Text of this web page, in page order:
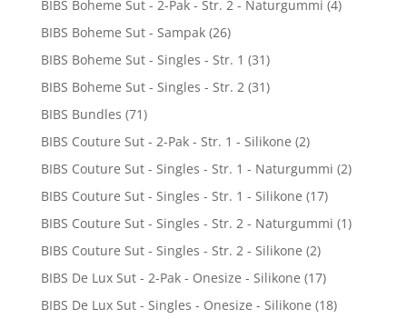
BIBS Boheme Sut - 2-Pak - Str. 2 - Naturgummi (4)
BIBS Boheme Sut - Sampak (26)
BIBS Boheme Sut - Singles - Str. 1 (31)
BIBS Boheme Sut - Singles - Str. 2 (31)
BIBS Bundles (71)
BIBS Couture Sut - 2-Pak - Str. 1 - Silikone (2)
BIBS Couture Sut - Singles - Str. 1 - Naturgummi (2)
BIBS Couture Sut - Singles - Str. 1 - Silikone (17)
BIBS Couture Sut - Singles - Str. 2 - Naturgummi (1)
BIBS Couture Sut - Singles - Str. 2 - Silikone (2)
BIBS De Lux Sut - 2-Pak - Onesize - Silikone (17)
BIBS De Lux Sut - Singles - Onesize - Silikone (18)